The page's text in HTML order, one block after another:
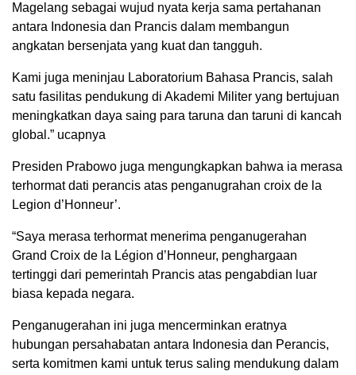
Magelang sebagai wujud nyata kerja sama pertahanan
antara Indonesia dan Prancis dalam membangun
angkatan bersenjata yang kuat dan tangguh.
Kami juga meninjau Laboratorium Bahasa Prancis, salah
satu fasilitas pendukung di Akademi Militer yang bertujuan
meningkatkan daya saing para taruna dan taruni di kancah
global.” ucapnya
Presiden Prabowo juga mengungkapkan bahwa ia merasa
terhormat dati perancis atas penganugrahan croix de la
Legion d’Honneur’.
“Saya merasa terhormat menerima penganugerahan
Grand Croix de la Légion d’Honneur, penghargaan
tertinggi dari pemerintah Prancis atas pengabdian luar
biasa kepada negara.
Penganugerahan ini juga mencerminkan eratnya
hubungan persahabatan antara Indonesia dan Perancis,
serta komitmen kami untuk terus saling mendukung dalam